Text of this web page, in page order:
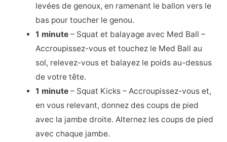
levées de genoux, en ramenant le ballon vers le
bas pour toucher le genou.
1 minute – Squat et balayage avec Med Ball –
Accroupissez-vous et touchez le Med Ball au
sol, relevez-vous et balayez le poids au-dessus
de votre tête.
1 minute – Squat Kicks – Accroupissez-vous et,
en vous relevant, donnez des coups de pied
avec la jambe droite. Alternez les coups de pied
avec chaque jambe.